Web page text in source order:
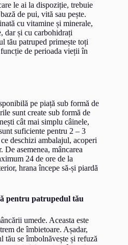
le ai la dispoziție, trebuie
de pui, vită sau pește.
cu vitamine și minerale,
dar și cu carbohidrați
tău patruped primește toți
de perioada vieții în
pe piață sub formă de
sunt create sub formă de
cât mai simplu câinele,
suficiente pentru 2 – 3
deschizi ambalajul, acoperi
asemenea, mâncarea
24 de ore de la
hrana începe să-și piardă
pentru patrupedul tău
umede. Aceasta este
de îmbietoare. Așadar,
tău se îmbolnăvește și refuză